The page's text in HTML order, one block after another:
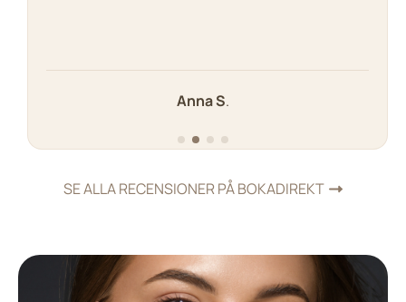
Anna S.
SE ALLA RECENSIONER PÅ BOKADIREKT